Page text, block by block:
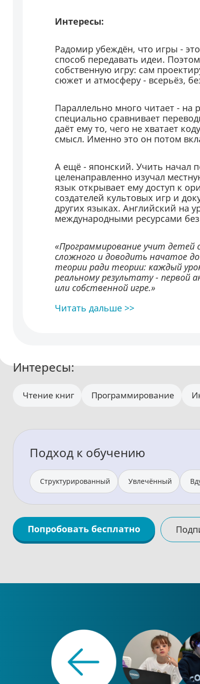
Интересы:
Радомир убеждён, что игры -
способ передавать идеи.
собственную игру: сам
сюжет и атмосферу - всерьёз,
Параллельно много читает - на
специально сравнивает
даёт ему то, чего не хватает
смысл. Именно это он потом
А ещё - японский. Учить начал
целенаправленно изучал
язык открывает ему доступ к
создателей культовых игр и
других языках. Английский на
международными ресурсами
«Программирование учит детей
сложного и доводить начатое
теории ради теории: каждый
реальному результату - первой
или собственной игре.»
Читать дальше >>
Интересы:
Чтение книг Программирование
Подход к обучению
Структурированный Увлечённый
Попробовать бесплатно